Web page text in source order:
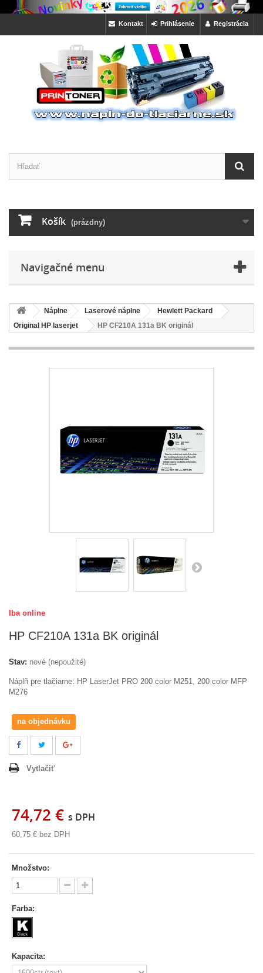
Registrácia
Prihlásenie
Kontakt
Košík (prázdny)
Navigačné menu
Náplne Laserové náplne
Hewlett Packard
Original HP laserjet
HP CF210A 131a BK originál
Iba online
HP CF210A 131a BK originál
Stav: nové (nepoužité)
Náplň pre tlačiarne: HP LaserJet PRO 200 color M251, 200 color MFP
M276
na objednávku
Vytlačiť
74,72 € s DPH
60,75 € bez DPH
Množstvo:
Farba:
Kapacita: